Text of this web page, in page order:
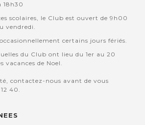
18h30
scolaires, le Club est ouvert de 9h00
vendredi.
certains jours fériés.
du Club ont lieu du 1er au 20
vacances de Noel.
contactez-nous avant de vous
40.